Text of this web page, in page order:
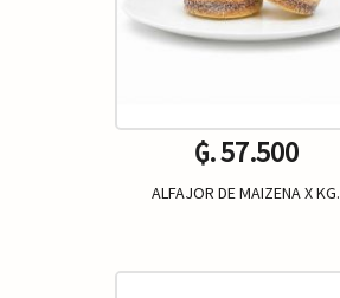
₲. 57.500
ALFAJOR DE MAIZENA X KG.